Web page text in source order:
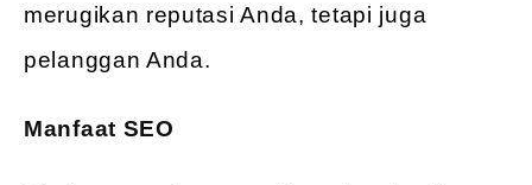
merugikan reputasi Anda, tetapi juga
pelanggan Anda.
Manfaat SEO